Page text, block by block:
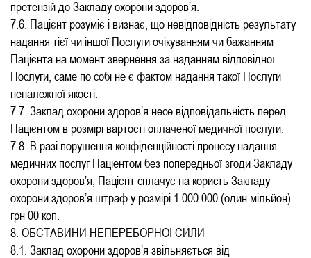
претензій до Закладу охорони здоров’я.
7.6. Пацієнт розуміє і визнає, що невідповідність результату
надання тієї чи іншої Послуги очікуванням чи бажанням
Пацієнта на момент звернення за наданням відповідної
Послуги, саме по собі не є фактом надання такої Послуги
неналежної якості.
7.7. Заклад охорони здоров’я несе відповідальність перед
Пацієнтом в розмірі вартості оплаченої медичної послуги.
7.8. В разі порушення конфіденційності процесу надання
медичних послуг Паціентом без попередньої згоди Закладу
охорони здоров’я, Пацієнт сплачує на користь Закладу
охорони здоров’я штраф у розмірі 1 000 000 (один мільйон)
грн 00 коп.
8. ОБСТАВИНИ НЕПЕРЕБОРНОЇ СИЛИ
8.1. Заклад охорони здоров’я звільняється від